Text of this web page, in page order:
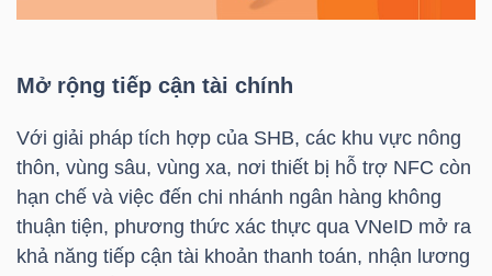
Mở rộng tiếp cận tài chính
Với giải pháp tích hợp của SHB, các khu vực nông
thôn, vùng sâu, vùng xa, nơi thiết bị hỗ trợ NFC còn
hạn chế và việc đến chi nhánh ngân hàng không
thuận tiện, phương thức xác thực qua VNeID mở ra
khả năng tiếp cận tài khoản thanh toán, nhận lương
VĨ